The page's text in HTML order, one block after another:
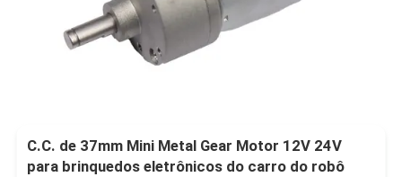
C.C. de 37mm Mini Metal Gear Motor 12V 24V
para brinquedos eletrônicos do carro do robô